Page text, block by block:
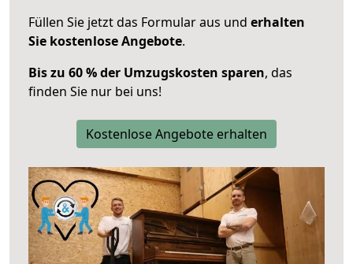
Füllen Sie jetzt das Formular aus und erhalten
Sie kostenlose Angebote.
Bis zu 60 % der Umzugskosten sparen, das
finden Sie nur bei uns!
Kostenlose Angebote erhalten